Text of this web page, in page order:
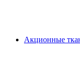
Акционные